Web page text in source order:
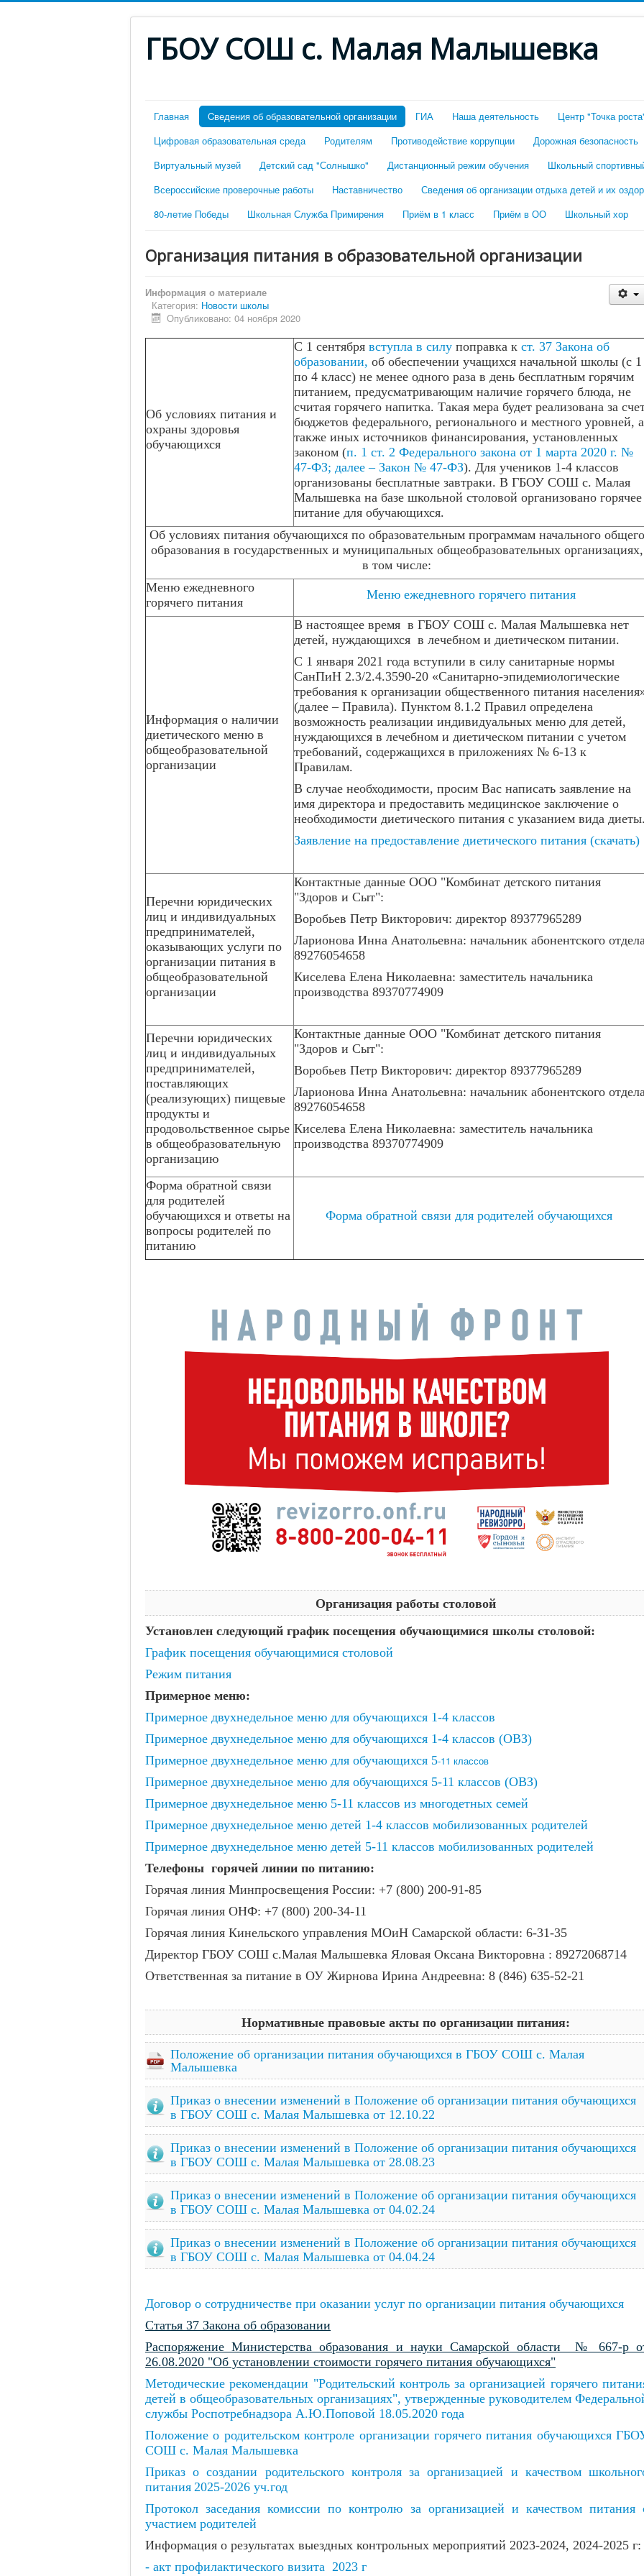
ГБОУ СОШ с. Малая Малышевка
Главная Cведения об образовательной организации ГИА Наша деятельность
Центр "Точка
Цифровая образовательная среда
Родителям Противодействие коррупции
Дорожная безопасность
Виртуальный музей
Детский сад "Солнышко" Дистанционный режим обучения
Школьный
Всероссийские проверочные работы
Наставничество
Сведения об организации отдыха детей и их
80-летие Победы
Школьная Служба Примирения Приём в 1 класс Приём в ОО Школьный хор
Организация питания в образовательной организации
Информация о материале
Категория: Новости школы
Опубликовано: 04 ноября 2020
Об условиях питания и
охраны здоровья
обучающихся
С 1 сентября вступла в силу поправка к ст. 37 Закона об
образовании, об обеспечении учащихся начальной школы (с 1
по 4 класс) не менее одного раза в день бесплатным горячим
питанием, предусматривающим наличие горячего блюда, не
считая горячего напитка. Такая мера будет реализована за
бюджетов федерального, регионального и местного уровней, а
также иных источников финансирования, установленных
законом (п. 1 ст. 2 Федерального закона от 1 марта 2020 г. №
47-ФЗ; далее – Закон № 47-ФЗ). Для учеников 1-4 классов
организованы бесплатные завтраки. В ГБОУ СОШ с. Малая
Малышевка на базе школьной столовой организовано горячее
питание для обучающихся.
Об условиях питания обучающихся по образовательным программам начального общего
образования в государственных и муниципальных общеобразовательных организациях,
в том числе:
Меню ежедневного
горячего питания
Меню ежедневного горячего питания
Информация о наличии
диетического меню в
общеобразовательной
организации
В настоящее время в ГБОУ СОШ с. Малая Малышевка нет
детей, нуждающихся в лечебном и диетическом питании.
С 1 января 2021 года вступили в силу санитарные нормы
СанПиН 2.3/2.4.3590-20 «Санитарно-эпидемиологические
требования к организации общественного питания
(далее – Правила). Пунктом 8.1.2 Правил определена
возможность реализации индивидуальных меню для детей,
нуждающихся в лечебном и диетическом питании с учетом
требований, содержащихся в приложениях № 6-13 к
Правилам.
В случае необходимости, просим Вас написать заявление на
имя директора и предоставить медицинское заключение о
необходимости диетического питания с указанием вида
Заявление на предоставление диетического питания (скачать)
Перечни юридических
лиц и индивидуальных
предпринимателей,
оказывающих услуги по
организации питания в
общеобразовательной
организации
Контактные данные ООО "Комбинат детского питания
"Здоров и Сыт":
Воробьев Петр Викторович: директор 89377965289
Ларионова Инна Анатольевна: начальник абонентского
89276054658
Киселева Елена Николаевна: заместитель начальника
производства 89370774909
Перечни юридических
лиц и индивидуальных
предпринимателей,
поставляющих
(реализующих) пищевые
продукты и
продовольственное сырье
в общеобразовательную
организацию
Контактные данные ООО "Комбинат детского питания
"Здоров и Сыт":
Воробьев Петр Викторович: директор 89377965289
Ларионова Инна Анатольевна: начальник абонентского
89276054658
Киселева Елена Николаевна: заместитель начальника
производства 89370774909
Форма обратной связи
для родителей
обучающихся и ответы на
вопросы родителей по
питанию
Форма обратной связи для родителей обучающихся
Организация работы столовой
Установлен следующий график посещения обучающимися школы столовой:
График посещения обучающимися столовой
Режим питания
Примерное меню:
Примерное двухнедельное меню для обучающихся 1-4 классов
Примерное двухнедельное меню для обучающихся 1-4 классов (ОВЗ)
Примерное двухнедельное меню для обучающихся 5-11 классов
Примерное двухнедельное меню для обучающихся 5-11 классов (ОВЗ)
Примерное двухнедельное меню 5-11 классов из многодетных семей
Примерное двухнедельное меню детей 1-4 классов мобилизованных родителей
Примерное двухнедельное меню детей 5-11 классов мобилизованных родителей
Телефоны горячей линии по питанию:
Горячая линия Минпросвещения России: +7 (800) 200-91-85
Горячая линия ОНФ: +7 (800) 200-34-11
Горячая линия Кинельского управления МОиН Самарской области: 6-31-35
Директор ГБОУ СОШ с.Малая Малышевка Яловая Оксана Викторовна : 89272068714
Ответственная за питание в ОУ Жирнова Ирина Андреевна: 8 (846) 635-52-21
Нормативные правовые акты по организации питания:
Положение об организации питания обучающихся в ГБОУ СОШ с. Малая
Малышевка
Приказ о внесении изменений в Положение об организации питания обучающихся
в ГБОУ СОШ с. Малая Малышевка от 12.10.22
Приказ о внесении изменений в Положение об организации питания обучающихся
в ГБОУ СОШ с. Малая Малышевка от 28.08.23
Приказ о внесении изменений в Положение об организации питания обучающихся
в ГБОУ СОШ с. Малая Малышевка от 04.02.24
Приказ о внесении изменений в Положение об организации питания обучающихся
в ГБОУ СОШ с. Малая Малышевка от 04.04.24
Договор о сотрудничестве при оказании услуг по организации питания обучающихся
Статья 37 Закона об образовании
Распоряжение Министерства образования и науки Самарской области № 667-р
26.08.2020 "Об установлении стоимости горячего питания обучающихся"
Методические рекомендации "Родительский контроль за организацией горячего
детей в общеобразовательных организациях", утвержденные руководителем
службы Роспотребнадзора А.Ю.Поповой 18.05.2020 года
Положение о родительском контроле организации горячего питания обучающихся
СОШ с. Малая Малышевка
Приказ о создании родительского контроля за организацией и качеством
питания 2025-2026 уч.год
Протокол заседания комиссии по контролю за организацией и качеством питания
участием родителей
Информация о результатах выездных контрольных мероприятий 2023-2024, 2024-2025 г:
- акт профилактического визита 2023 г